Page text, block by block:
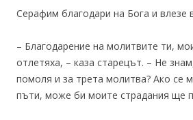
Серафим благодари на Бога и влезе
– Благодарение на молитвите ти,
отлетяха, – каза старецът. – Не
помоля и за трета молитва? Ако се
пъти, може би моите страдания ще